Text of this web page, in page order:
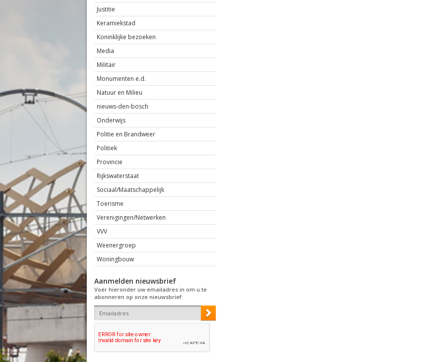
Justitie
Keramiekstad
Koninklijke bezoeken
Media
Militair
Monumenten e.d.
Natuur en Milieu
nieuws-den-bosch
Onderwijs
Politie en Brandweer
Politiek
Provincie
Rijkswaterstaat
Sociaal/Maatschappelijk
Toerisme
Verenigingen/Netwerken
VVV
Weenergroep
Woningbouw
Aanmelden nieuwsbrief
Voer hieronder uw emailadres in om u te
abonneren op onze nieuwsbrief: